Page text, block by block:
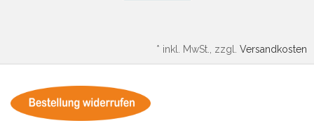
* inkl. MwSt., zzgl. Versandkosten